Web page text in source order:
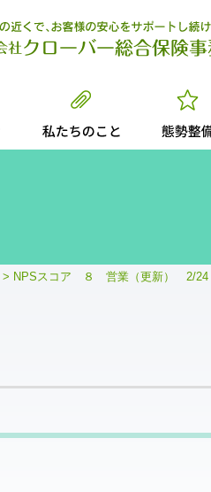
> NPSスコア ８ 営業（更新） 2/